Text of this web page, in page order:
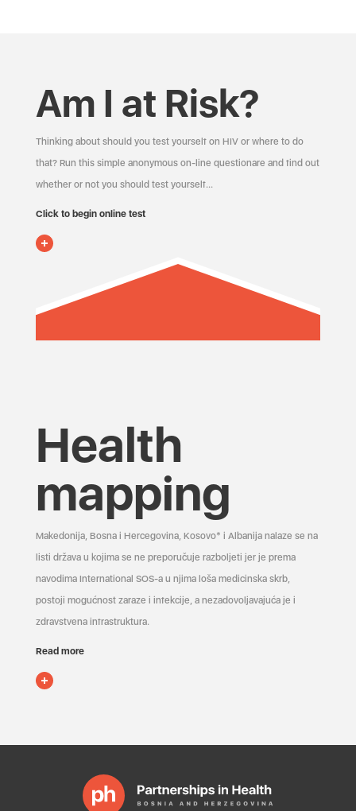
Am I at Risk?
Thinking about should you test yourself on HIV or where to do
that? Run this simple anonymous on-line questionare and find out
whether or not you should test yourself…
Click to begin online test
Health
mapping
Makedonija, Bosna i Hercegovina, Kosovo* i Albanija nalaze se na
listi država u kojima se ne preporučuje razboljeti jer je prema
navodima International SOS-a u njima loša medicinska skrb,
postoji mogućnost zaraze i infekcije, a nezadovoljavajuća je i
zdravstvena infrastruktura.
Read more